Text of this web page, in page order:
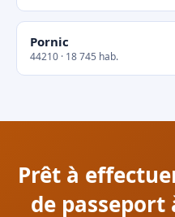
Pornic
44210 · 18 745 hab.
Prêt à
de passeport